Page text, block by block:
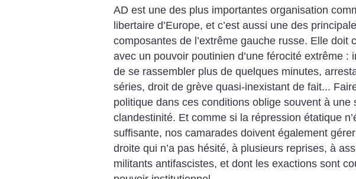
AD est une des plus importantes organisation
libertaire d’Europe, et c’est aussi une des
composantes de l’extrême gauche russe. Elle doit
avec un pouvoir poutinien d’une férocité extrême :
de se rassembler plus de quelques minutes,
séries, droit de grève quasi-inexistant de fait...
politique dans ces conditions oblige souvent à une
clandestinité. Et comme si la répression étatique
suffisante, nos camarades doivent également
droite qui n’a pas hésité, à plusieurs reprises, à
militants antifascistes, et dont les exactions sont